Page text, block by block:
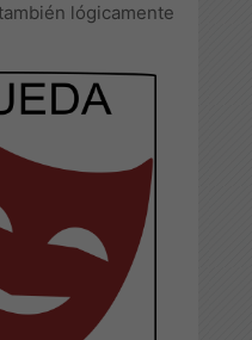
lógicamente